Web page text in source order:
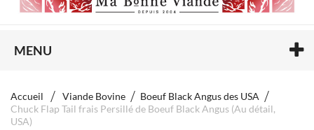
MENU
Accueil Viande Bovine
Boeuf Black Angus des USA
Chuck Flap Tail frais Persillé de Boeuf Black Angus (Au détail,
USA)